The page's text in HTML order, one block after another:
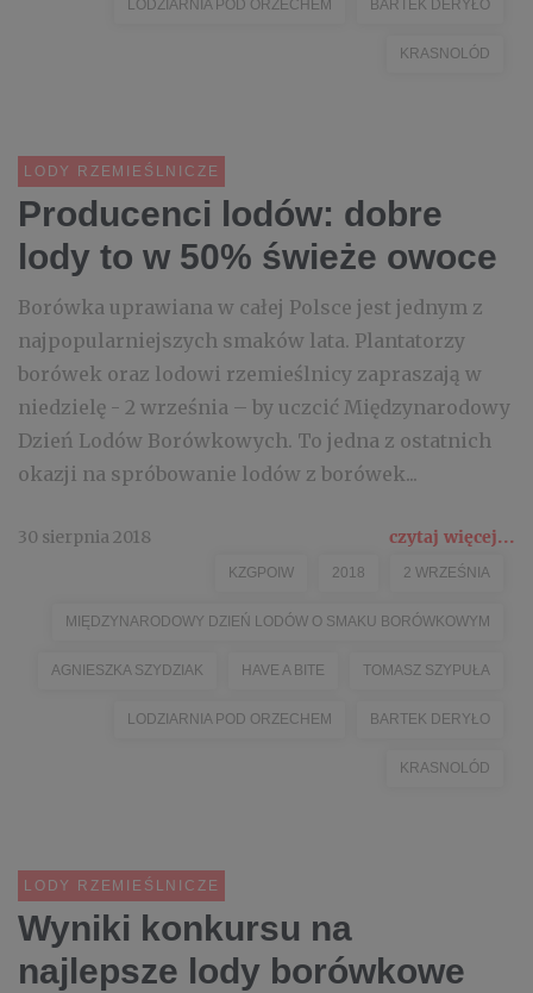
LODZIARNIA POD ORZECHEM BARTEK DERYŁO
KRASNOLÓD
LODY RZEMIEŚLNICZE
Producenci lodów: dobre
lody to w 50% świeże owoce
Borówka uprawiana w całej Polsce jest jednym z
najpopularniejszych smaków lata. Plantatorzy
borówek oraz lodowi rzemieślnicy zapraszają w
niedzielę - 2 września – by uczcić Międzynarodowy
Dzień Lodów Borówkowych. To jedna z ostatnich
okazji na spróbowanie lodów z borówek...
30 sierpnia 2018 czytaj więcej...
KZGPOIW 2018 2 WRZEŚNIA
MIĘDZYNARODOWY DZIEŃ LODÓW O SMAKU BORÓWKOWYM
AGNIESZKA SZYDZIAK HAVE A BITE TOMASZ SZYPUŁA
LODZIARNIA POD ORZECHEM BARTEK DERYŁO
KRASNOLÓD
LODY RZEMIEŚLNICZE
Wyniki konkursu na
najlepsze lody borówkowe